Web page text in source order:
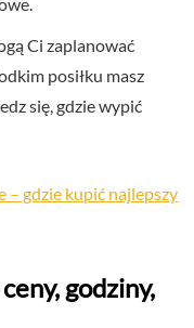
Ci zaplanować
posiłku masz
się, gdzie wypić
– gdzie kupić najlepszy
godziny,